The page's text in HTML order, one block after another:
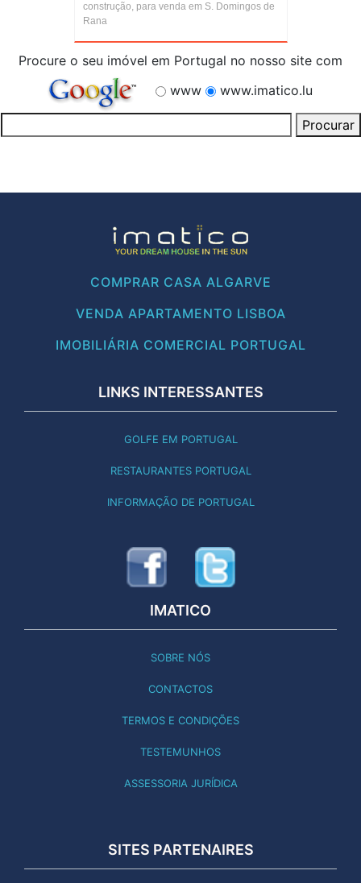
construção, para venda em S. Domingos de
Rana
Procure o seu imóvel em Portugal no nosso site com
www
www.imatico.lu
COMPRAR CASA ALGARVE
VENDA APARTAMENTO LISBOA
IMOBILIÁRIA COMERCIAL PORTUGAL
LINKS INTERESSANTES
GOLFE EM PORTUGAL
RESTAURANTES PORTUGAL
INFORMAÇÃO DE PORTUGAL
IMATICO
SOBRE NÓS
CONTACTOS
TERMOS E CONDIÇÕES
TESTEMUNHOS
ASSESSORIA JURÍDICA
SITES PARTENAIRES